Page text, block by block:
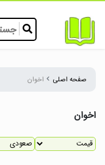
صفحه اصلی اخوان
اخوان